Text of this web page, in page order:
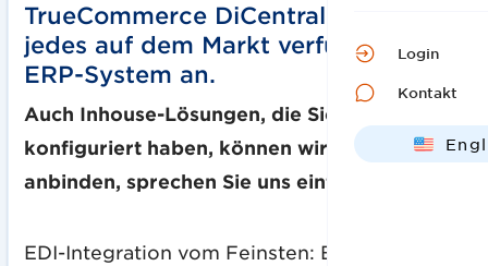
Login
Kontakt
TrueCommerce DiCentral bindet
jedes auf dem Markt verfügbare
ERP-System an.
Auch Inhouse-Lösungen, die Sie selbst
konfiguriert haben, können wir nahtlos
anbinden, sprechen Sie uns einfach an!
EDI-Integration vom Feinsten: Besonderen